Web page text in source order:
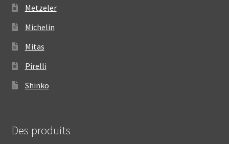
Metzeler
Michelin
Mitas
Pirelli
Shinko
Des produits